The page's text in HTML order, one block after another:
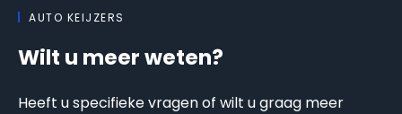
AUTO KEIJZERS
Wilt u meer weten?
Heeft u specifieke vragen of wilt u graag meer